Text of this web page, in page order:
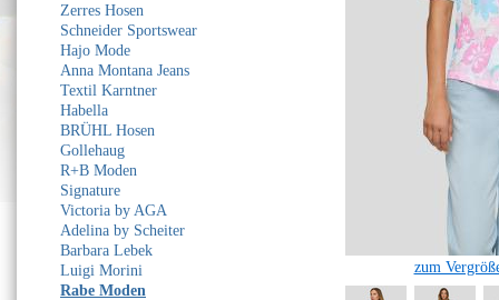
Zerres Hosen
Schneider Sportswear
Hajo Mode
Anna Montana Jeans
Textil Karntner
Habella
BRÜHL Hosen
Gollehaug
R+B Moden
Signature
Victoria by AGA
Adelina by Scheiter
Barbara Lebek
Luigi Morini
Rabe Moden
zum